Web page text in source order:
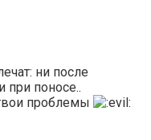
ни после
при поносе..
проблемы